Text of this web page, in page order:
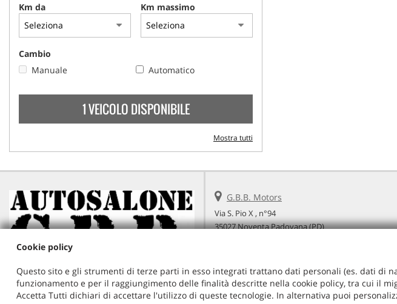
Km da Km massimo
Cambio
Manuale
Automatico
1 VEICOLO DISPONIBILE
Mostra tutti
G.B.B. Motors
Via S. Pio X , n°94
35027 Noventa Padovana (PD)
Email:
info@gbbmotors.it
Indicazioni stradali
Cookie policy
Questo sito e gli strumenti di terze parti in esso integrati trattano dati personali (es. dati di
funzionamento e per il raggiungimento delle finalità descritte nella cookie policy, tra cui il
Accetta Tutti dichiari di accettare l'utilizzo di queste tecnologie. In alternativa puoi